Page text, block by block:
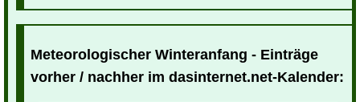
Meteorologischer Winteranfang - Einträge
vorher / nachher im dasinternet.net-Kalender: